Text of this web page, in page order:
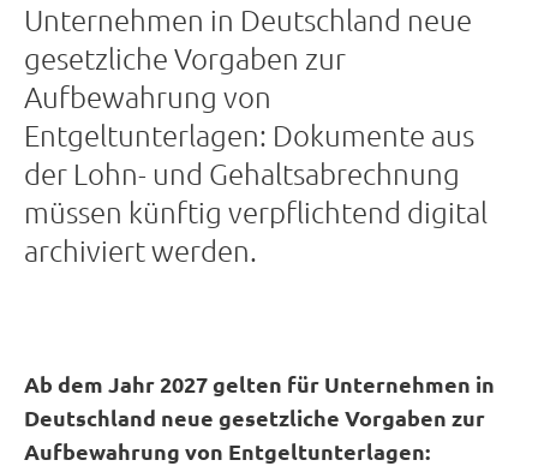
Unternehmen in Deutschland neue
gesetzliche Vorgaben zur
Aufbewahrung von
Entgeltunterlagen: Dokumente aus
der Lohn- und Gehaltsabrechnung
müssen künftig verpflichtend digital
archiviert werden.
Ab dem Jahr 2027 gelten für Unternehmen in
Deutschland neue gesetzliche Vorgaben zur
Aufbewahrung von Entgeltunterlagen: